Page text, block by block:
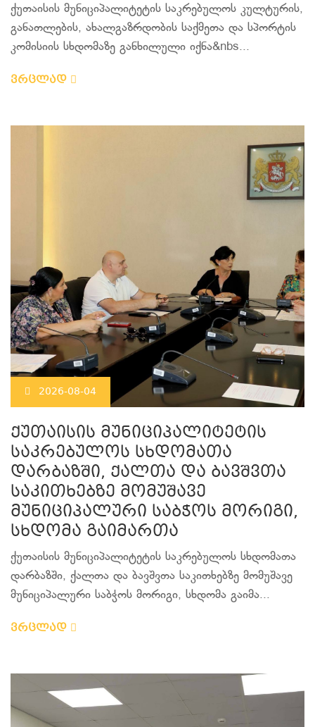
ქუთაისის მუნიციპალიტეტის საკრებულოს კულტურის,
განათლების, ახალგაზრდობის საქმეთა და სპორტის
კომისიის სხდომაზე განხილული იქნა&nbs...
ვრცლად
2026-08-04
ქუთაისის მუნიციპალიტეტის
საკრებულოს სხდომათა
დარბაზში, ქალთა და ბავშვთა
საკითხებზე მომუშავე
მუნიციპალური საბჭოს მორიგი,
სხდომა გაიმართა
ქუთაისის მუნიციპალიტეტის საკრებულოს სხდომათა
დარბაზში, ქალთა და ბავშვთა საკითხებზე მომუშავე
მუნიციპალური საბჭოს მორიგი, სხდომა გაიმა...
ვრცლად